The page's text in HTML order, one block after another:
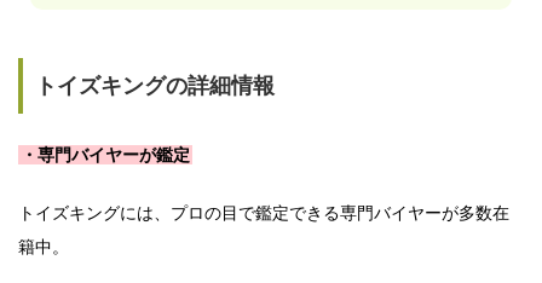
トイズキングの詳細情報
・専門バイヤーが鑑定
トイズキングには、プロの目で鑑定できる専門バイヤーが多数在
籍中。